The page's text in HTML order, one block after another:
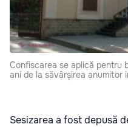
Confiscarea se aplică pentru
ani de la săvârșirea anumitor
Sesizarea a fost depusă